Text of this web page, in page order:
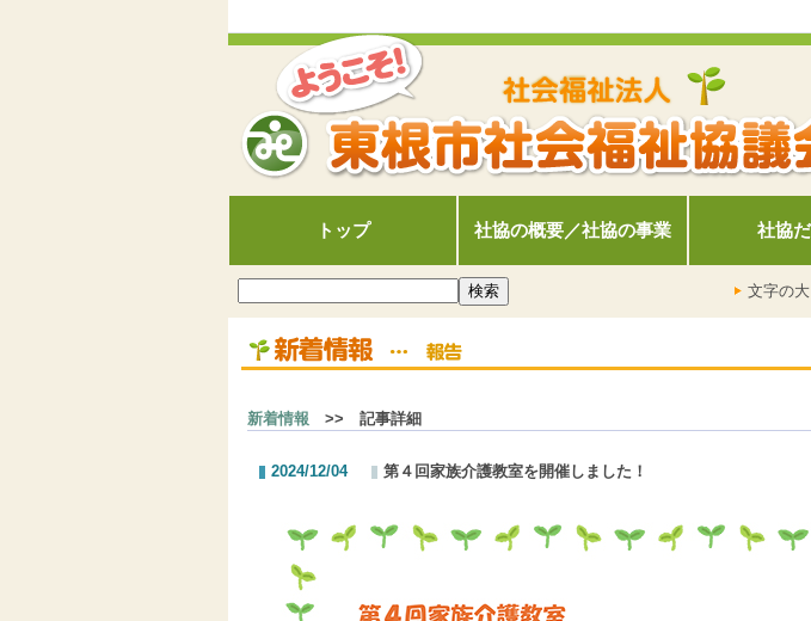
トップ 社協の概要／社協の事業 社協
文字の大
新着情報 >> 記事詳細
2024/12/04 第４回家族介護教室を開催しました！